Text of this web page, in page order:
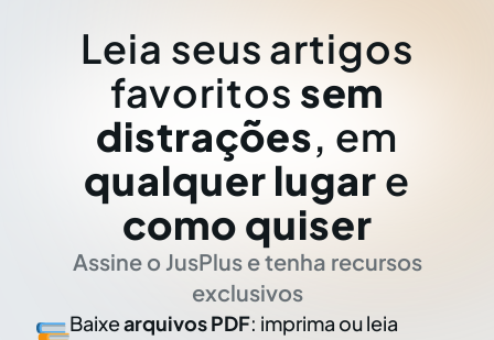
Leia seus artigos
favoritos sem
distrações, em
qualquer lugar e
como quiser
Assine o JusPlus e tenha recursos
exclusivos
Baixearquivos PDF: imprima ou leia